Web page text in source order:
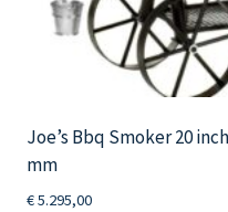
Joe’s Bbq Smoker 20
mm
€5.295,00